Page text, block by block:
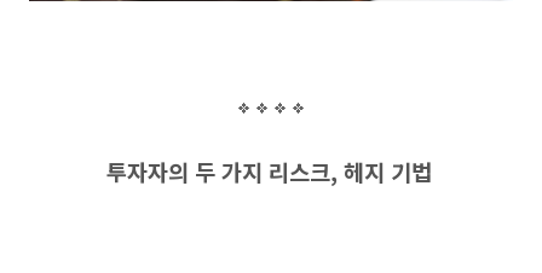
투자자의 두 가지 리스크, 헤지 기법